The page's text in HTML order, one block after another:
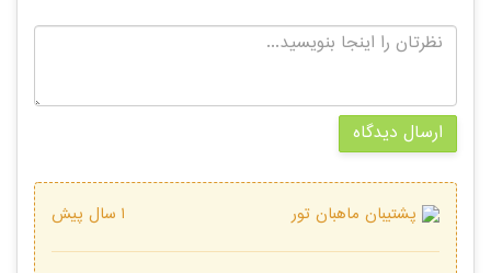
ارسال دیدگاه
پشتیبان ماهبان تور 1 سال پیش